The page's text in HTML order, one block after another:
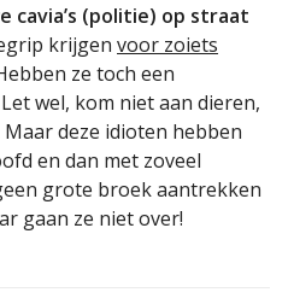
cavia’s (politie) op straat
krijgen voor zoiets
ze toch een
Let wel, kom niet aan dieren,
deze idioten hebben
en dan met zoveel
grote broek aantrekken
gaan ze niet over!